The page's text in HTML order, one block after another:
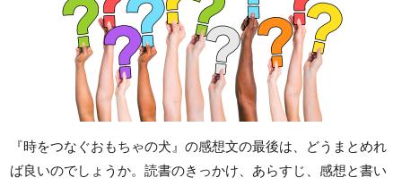
『時をつなぐおもちゃの犬』の感想文の最後は、どうまとめれ
ば良いのでしょうか。読書のきっかけ、あらすじ、感想と書い